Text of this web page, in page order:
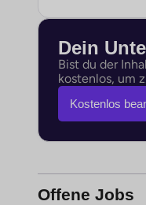
Dein
Bist du der
kostenlos, um
Kostenlos
Offene Jobs